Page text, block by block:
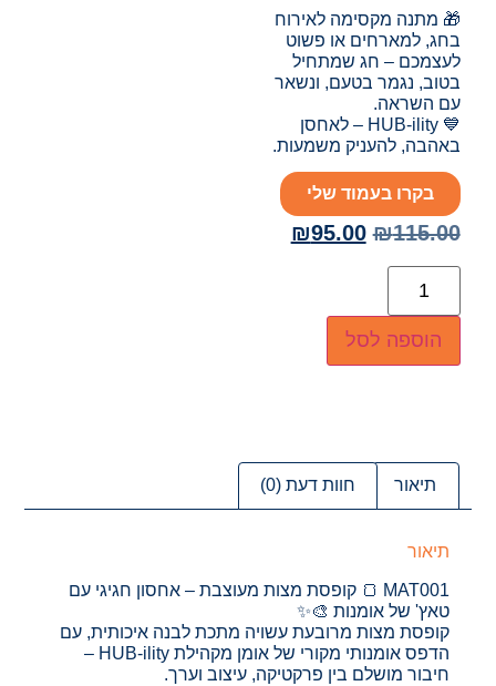
🎁 מתנה מקסימה לאירוח
בחג, למארחים או פשוט
לעצמכם – חג שמתחיל
בטוב, נגמר בטעם, ונשאר
עם השראה.
💙 HUB-ility – לאחסן
באהבה, להעניק משמעות.
בקרו בעמוד שלי
₪115.00
₪95.00
הוספה לסל
תיאור חוות דעת (0)
תיאור
MAT001 🍞 קופסת מצות מעוצבת – אחסון חגיגי עם
טאץ' של אומנות 🎨✨
קופסת מצות מרובעת עשויה מתכת לבנה איכותית, עם
הדפס אומנותי מקורי של אומן מקהילת HUB-ility –
חיבור מושלם בין פרקטיקה, עיצוב וערך.